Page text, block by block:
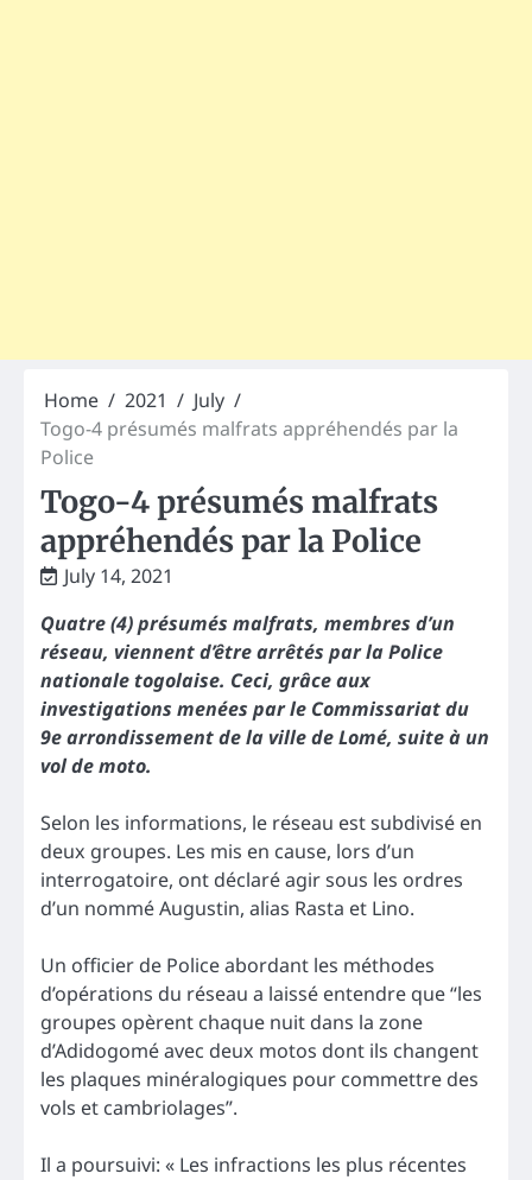
Home 2021
July
Togo-4 présumés malfrats appréhendés par la
Police
Togo-4 présumés malfrats
appréhendés par la Police
July 14, 2021
Quatre (4) présumés malfrats, membres d’un
réseau, viennent d’être arrêtés par la Police
nationale togolaise. Ceci, grâce aux
investigations menées par le Commissariat du
9e arrondissement de la ville de Lomé, suite à un
vol de moto.
Selon les informations, le réseau est subdivisé en
deux groupes. Les mis en cause, lors d’un
interrogatoire, ont déclaré agir sous les ordres
d’un nommé Augustin, alias Rasta et Lino.
Un officier de Police abordant les méthodes
d’opérations du réseau a laissé entendre que “les
groupes opèrent chaque nuit dans la zone
d’Adidogomé avec deux motos dont ils changent
les plaques minéralogiques pour commettre des
vols et cambriolages”.
Il a poursuivi: « Les infractions les plus récentes